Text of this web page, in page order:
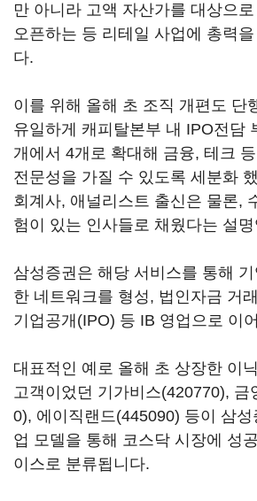
만 아니라 고액 자산가를 대상으
오픈하는 등 리테일 사업에 총력을
다.
이를 위해 올해 초 조직 개편도 단
유일하게 캐피탈본부 내 IPO전담
개에서 4개로 확대해 금융, 테크
전문성을 가질 수 있도록 세분화
회계사, 애널리스트 출신은 물론,
험이 있는 인사들로 채웠다는 설
삼성증권은 해당 서비스를 통해
한 네트워크를 형성, 법인자금 거
기업공개(IPO) 등 IB 영업으로 이
대표적인 예로 올해 초 상장한 이
고객이었던 기가비스(420770), 금
0), 에이직랜드(445090) 등이 삼성
업 모델을 통해 코스닥 시장에 성
이스로 분류됩니다.